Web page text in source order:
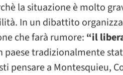
la situazione è molto
In un dibattito
che farà rumore: “il
paese tradizionalmente
pensare a Montesquieu,